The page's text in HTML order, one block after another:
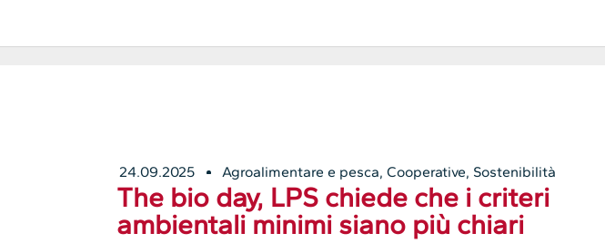
24.09.2025 Agroalimentare e pesca,Cooperative, Sostenibilità
The bio day, LPS chiede che i criteri
ambientali minimi siano più chiari